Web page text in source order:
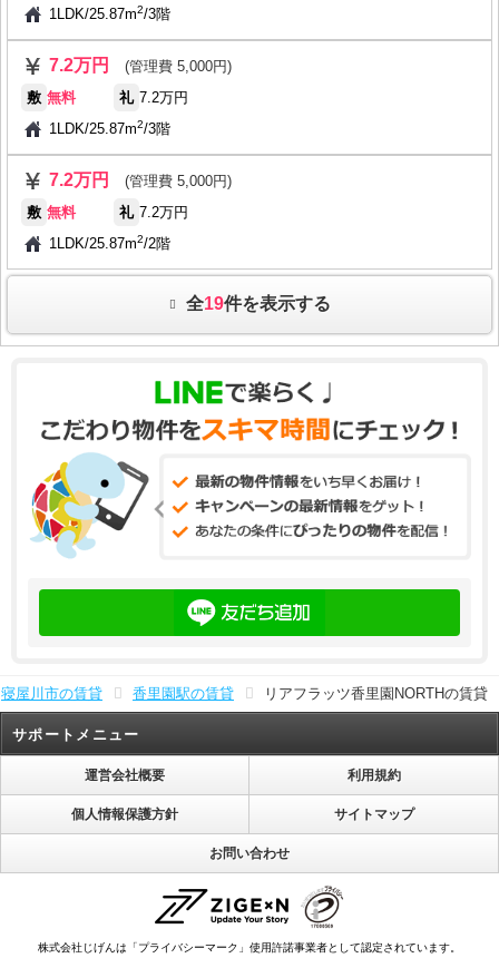
1LDK/25.87m2/3階
7.2万円
(管理費 5,000円)
敷 無料 礼 7.2万円
1LDK/25.87m2/3階
7.2万円
(管理費 5,000円)
敷 無料 礼 7.2万円
1LDK/25.87m2/2階
全19件を表示する
寝屋川市の賃貸 香里園駅の賃貸 リアフラッツ香里園NORTHの賃貸
サポートメニュー
運営会社概要 利用規約
個人情報保護方針 サイトマップ
お問い合わせ
株式会社じげんは「プライバシーマーク」使用許諾事業者として認定されています。